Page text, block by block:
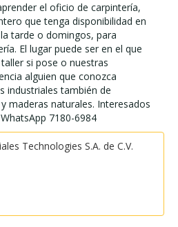
el oficio de carpintería,
que tenga disponibilidad en
tarde o domingos, para
El lugar puede ser en el que
si pose o nuestras
alguien que conozca
industriales también de
maderas naturales. Interesados
7180-6984
Technologies S.A. de C.V.